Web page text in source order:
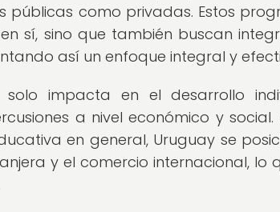
públicas como privadas. Estos
sí, sino que también buscan
así un enfoque integral y
impacta en el desarrollo
a nivel económico y
en general, Uruguay se
y el comercio internacional, lo